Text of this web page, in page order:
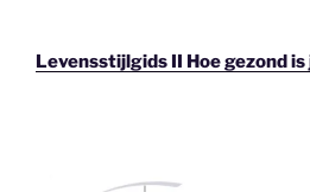
Levensstijlgids II Hoe gezond is